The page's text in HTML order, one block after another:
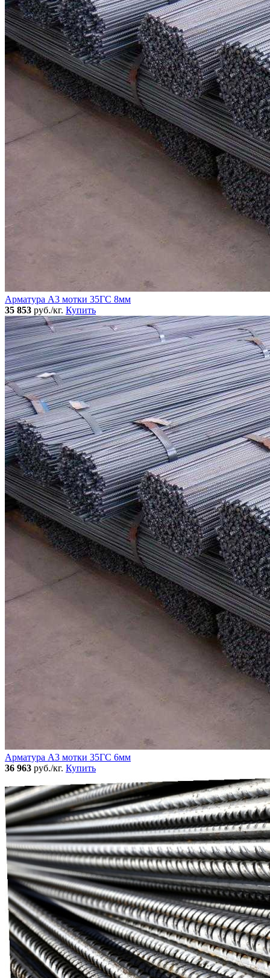
Арматура А3 мотки 35ГС 8мм
35 853 руб./кг. Купить
Арматура А3 мотки 35ГС 6мм
36 963 руб./кг. Купить